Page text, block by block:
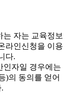
자는 교육정보
라인신청을 이용
다.
자일 경우에는
)의 동의를 얻어